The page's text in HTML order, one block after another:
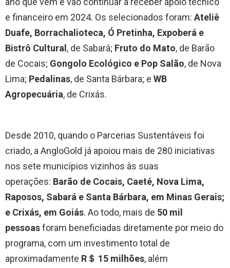
e financeiro em 2024. Os selecionados foram: Ateliê
Duafe, Borrachalioteca, Ó Pretinha, Expoberá e
Bistrô Cultural , de Sabará; Fruto do Mato, de Barão
de Cocais; Gongolo Ecológico e Pop Salão, de Nova
Lima; Pedalinas, de Santa Bárbara; e WB
Agropecuária, de Crixás.
Desde 2010, quando o Parcerias Sustentáveis foi
criado, a AngloGold já apoiou mais de 280 iniciativas
nos sete municípios vizinhos às suas
operações: Barão de Cocais, Caeté, Nova Lima,
Raposos, Sabará e Santa Bárbara, em Minas Gerais;
e Crixás, em Goiás. Ao todo, mais de 50 mil
pessoasforam beneficiadas diretamente por meio do
programa, com um investimento total de
aproximadamente R＄ 15 milhões, além